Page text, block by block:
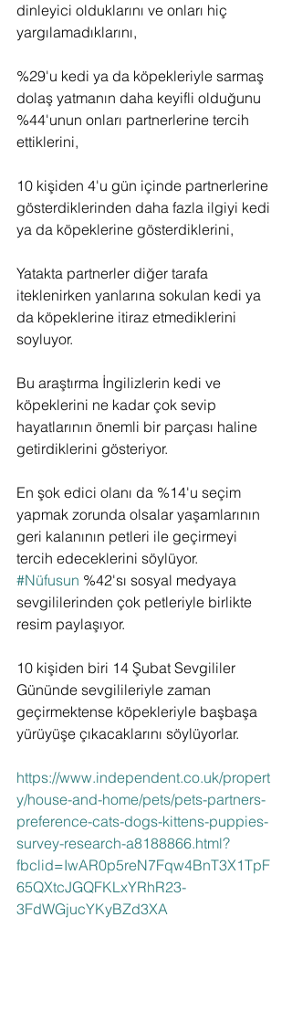
dinleyici olduklarını ve onları hiç
yargılamadıklarını,
%29'u kedi ya da köpekleriyle sarmaş
dolaş yatmanın daha keyifli olduğunu
%44'unun onları partnerlerine tercih
ettiklerini,
10 kişiden 4'u gün içinde partnerlerine
gösterdiklerinden daha fazla ilgiyi kedi
ya da köpeklerine gösterdiklerini,
Yatakta partnerler diğer tarafa
iteklenirken yanlarına sokulan kedi ya
da köpeklerine itiraz etmediklerini
soyluyor.
Bu araştırma İngilizlerin kedi ve
köpeklerini ne kadar çok sevip
hayatlarının önemli bir parçası haline
getirdiklerini gösteriyor.
En şok edici olanı da %14'u seçim
yapmak zorunda olsalar yaşamlarının
geri kalanının petleri ile geçirmeyi
tercih edeceklerini söylüyor.
#Nüfusun %42'sı sosyal medyaya
sevgililerinden çok petleriyle birlikte
resim paylaşıyor.
10 kişiden biri 14 Şubat Sevgililer
Gününde sevgilileriyle zaman
geçirmektense köpekleriyle başbaşa
yürüyüşe çıkacaklarını söylüyorlar.
https://www.independent.co.uk/propert
y/house-and-home/pets/pets-partners-
preference-cats-dogs-kittens-puppies-
survey-research-a8188866.html?
fbclid=IwAR0p5reN7Fqw4BnT3X1TpF
65QXtcJGQFKLxYRhR23-
3FdWGjucYKyBZd3XA